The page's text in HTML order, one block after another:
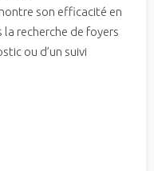
son efficacité en
recherche de foyers
ou d’un suivi